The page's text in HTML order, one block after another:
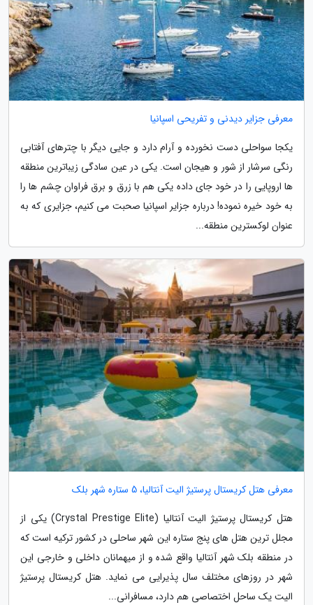
معرفی جزایر دیدنی و تفریحی اسپانیا
یکجا سواحلی دست نخورده و آرام دارد و جایی دیگر با چترهای آفتابی
رنگی سرشار از شور و هیجان است. یکی در عین سادگی زیباترین منطقه
ها اروپایی را در خود جای داده یکی هم با زرق و برق فراوان چشم ها را
به خود خیره نموده! درباره جزایر اسپانیا صحبت می کنیم، جزایری که به
عنوان لوکسترین منطقه...
معرفی هتل کریستال پرستیژ الیت آنتالیا، 5 ستاره شهر بلک
هتل کریستال پرستیژ الیت آنتالیا (Crystal Prestige Elite) یکی از
مجلل ترین هتل های پنج ستاره این شهر ساحلی در کشور ترکیه است که
در منطقه بلک شهر آنتالیا واقع شده و از میهمانان داخلی و خارجی این
شهر در روزهای مختلف سال پذیرایی می نماید. هتل کریستال پرستیژ
الیت یک ساحل اختصاصی هم دارد، مسافرانی...